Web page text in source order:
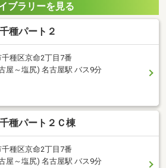
ブラリーを見る
種パート２
種区京命2丁目7番
屋～塩尻) 名古屋駅 バス9分
種パート２Ｃ棟
種区京命2丁目7番
屋～塩尻) 名古屋駅 バス9分